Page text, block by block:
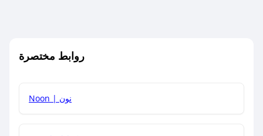
روابط مختصرة
Noon | نون